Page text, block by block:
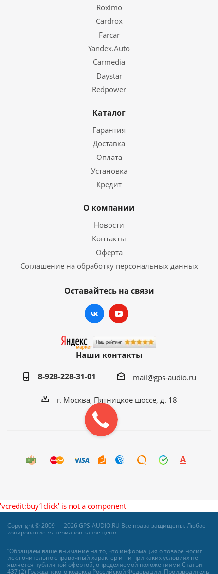
Roximo
Cardrox
Farcar
Yandex.Auto
Carmedia
Daystar
Redpower
Каталог
Гарантия
Доставка
Оплата
Установка
Кредит
О компании
Новости
Контакты
Оферта
Соглашение на обработку персональных данных
Оставайтесь на связи
Наши контакты
8-928-228-31-01
mail@gps-audio.ru
г. Москва, Пятницкое шоссе, д. 18
'vcredit:buy1click' is not a component
Copyright © 2009 — 2026 GPS-AUDIO.RU Все права защищены. Любое
копирование материалов запрещено.
“Обращаем ваше внимание на то, что информация о товаре носит
исключительно справочный характер и ни при каких условиях не
является публичной офертой, определяемой положениями Статьи
437 (2) Гражданского кодекса Российской Федерации. Производитель